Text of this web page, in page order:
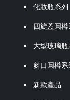
化妝瓶系列
四旋蓋圓樽
大型玻璃瓶
斜口圓樽系
新款產品